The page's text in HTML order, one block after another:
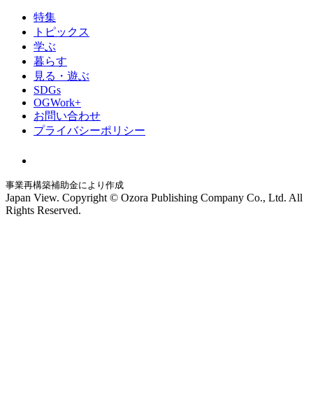
特集
トピックス
学ぶ
暮らす
見る・遊ぶ
SDGs
OGWork+
お問い合わせ
プライバシーポリシー
事業再構築補助金により作成
Japan View. Copyright © Ozora Publishing Company Co., Ltd. All
Rights Reserved.